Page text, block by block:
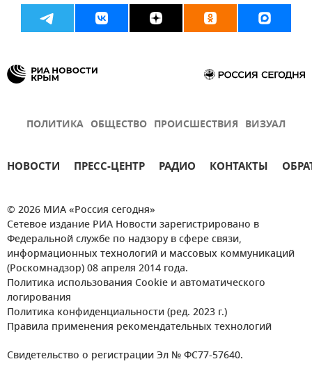
ПОЛИТИКА ОБЩЕСТВО ПРОИСШЕСТВИЯ ВИЗУАЛ
НОВОСТИ ПРЕСС-ЦЕНТР РАДИО КОНТАКТЫ
© 2026 МИА «Россия сегодня»
Сетевое издание РИА Новости зарегистрировано в
Федеральной службе по надзору в сфере связи,
информационных технологий и массовых коммуникаций
(Роскомнадзор) 08 апреля 2014 года.
Политика использования Cookie и автоматического
логирования
Политика конфиденциальности (ред. 2023 г.)
Правила применения рекомендательных технологий
Свидетельство о регистрации Эл № ФС77-57640.